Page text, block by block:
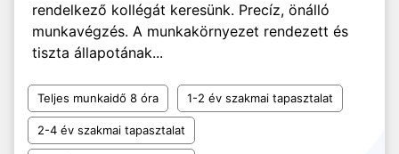
rendelkező kollégát keresünk. Precíz, önálló
munkavégzés. A munkakörnyezet rendezett és
tiszta állapotának...
Teljes munkaidő 8 óra 1-2 év szakmai tapasztalat
2-4 év szakmai tapasztalat